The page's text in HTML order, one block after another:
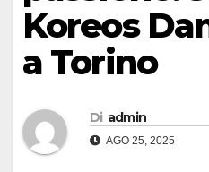
Koreos
a Torino
Di admin
AGO 25, 2025